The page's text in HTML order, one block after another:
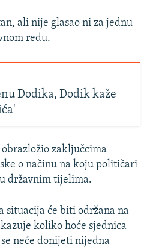
ali nije glasao ni za jednu
redu.
Dodika, Dodik kaže
zaključcima
o načinu na koju političari
državnim tijelima.
situacija će biti održana na
koliko hoće sjednica
neće donijeti nijedna